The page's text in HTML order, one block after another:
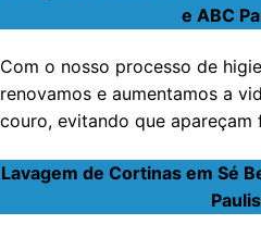
e ABC
Com o nosso processo de
renovamos e aumentamos a
couro, evitando que apareçam
Lavagem de Cortinas em Sé